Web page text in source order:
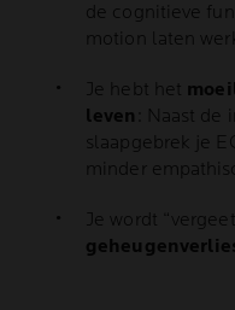
de cognitieve
motion laten
Je hebt het
leven
: Naast
slaapgebrek je
minder
Je wordt